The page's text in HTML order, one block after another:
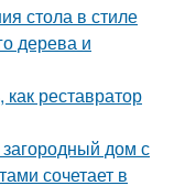
стола в стиле
дерева и
реставратор
дом с
сочетает в